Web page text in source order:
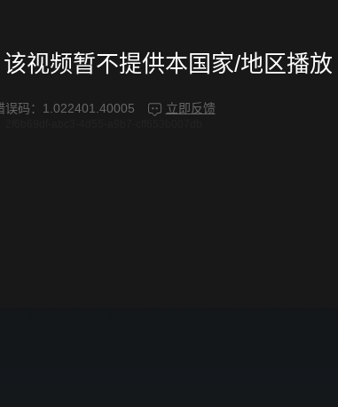
忙忙碌碌寻宝藏2
视频暂不提供本国家/地区播放
误码： 1.022401.40005 立即反馈